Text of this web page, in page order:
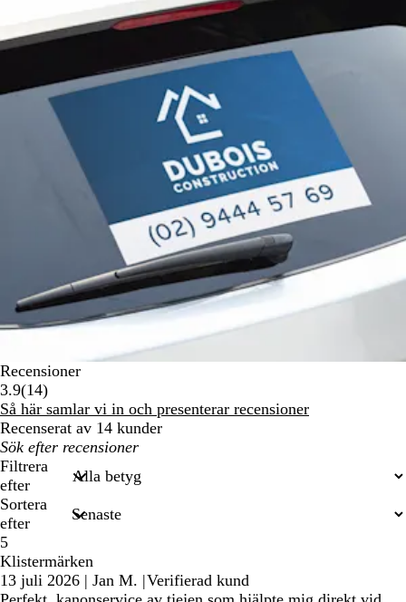
Recensioner
3.9(1414
recensioner
)
Så här samlar vi in och presenterar recensioner
Recenserat av 14 kunder
Mina
inmatade
sökningar
Filtrera
efter
Sortera
efter
5
Klistermärken
13 juli 2026 | Jan M. |Verifierad kund